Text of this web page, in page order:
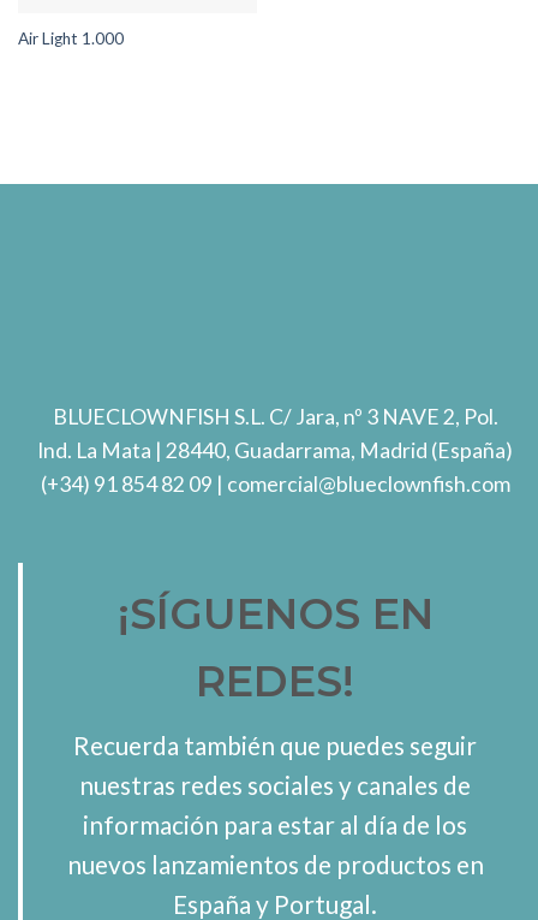
Air Light 1.000
BLUECLOWNFISH S.L. C/ Jara, nº 3 NAVE 2, Pol.
Ind. La Mata | 28440, Guadarrama, Madrid (España)
(+34) 91 854 82 09 | comercial@blueclownfish.com
¡SÍGUENOS EN
REDES!
Recuerda también que puedes seguir
nuestras redes sociales y canales de
información para estar al día de los
nuevos lanzamientos de productos en
España y Portugal.